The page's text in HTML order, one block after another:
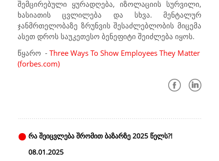
შემცირებული ყურადღება, იზოლაციის სურვილი,
ხასიათის ცვლილება და სხვა. მენტალურ
ჯანმრთელობაზე ზრუნვის შესაძლებლობის მიცემა
ასეთ დროს საუკეთესო ბენეფიტი შეიძლება იყოს.
წყარო - Three Ways To Show Employees They Matter
(forbes.com)
რა შეიცვლება შრომით ბაზარზე 2025 წელს?!
08.01.2025